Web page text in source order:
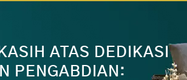
ATAS DEDIKASI
PENGABDIAN: